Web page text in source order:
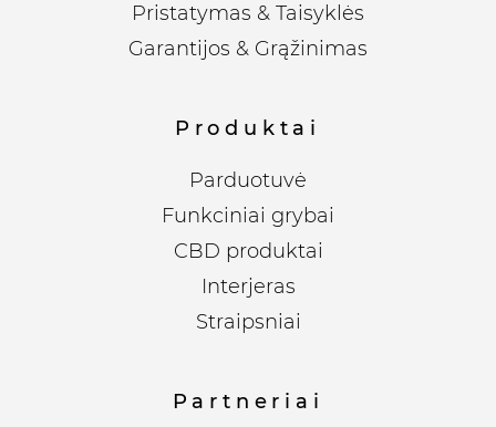
Pristatymas & Taisyklės
Garantijos & Grąžinimas
Produktai
Parduotuvė
Funkciniai grybai
CBD produktai
Interjeras
Straipsniai
Partneriai